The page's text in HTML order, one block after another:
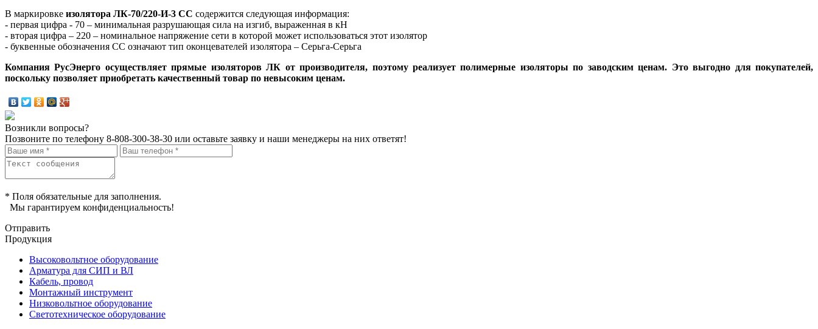
В маркировке изолятора ЛК-70/220-И-3 СС содержится следующая информация:
- первая цифра - 70 – минимальная разрушающая сила на изгиб, выраженная в кН
- вторая цифра – 220 – номинальное напряжение сети в которой может использоваться этот изолятор
- буквенные обозначения СС означают тип оконцевателей изолятора – Серьга-Серьга
Компания РусЭнерго осуществляет прямые изоляторов ЛК от производителя, поэтому реализует полимерные изоляторы по заводским ценам. Это выгодно для покупателей,
поскольку позволяет приобретать качественный товар по невысоким ценам.
Возникли вопросы?
Позвоните по телефону 8-808-300-38-30 или оставьте заявку и наши менеджеры на них ответят!
* Поля обязательные для заполнения.
Мы гарантируем конфиденциальность!
Отправить
Продукция
Высоковольтное оборудование
Арматура для СИП и ВЛ
Кабель, провод
Монтажный инструмент
Низковольтное оборудование
Светотехническое оборудование